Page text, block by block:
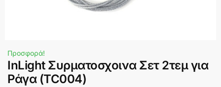
Προσφορά!
InLight Συρματοσχοινα Σετ 2τεμ για
Ράγα (TC004)